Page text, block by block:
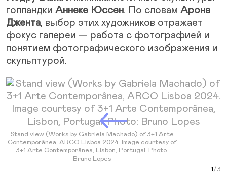
голландки Аннеке Юссен. По словам Арона
Джента, выбор этих художников отражает
фокус галереи — работа с фотографией и
понятием фотографического изображения и
скульптурой.
Next Slide
Stand view (Works by Gabriela Machado) of 3+1 Arte
Contemporânea, ARCO Lisboa 2024. Image courtesy of
3+1 Arte Contemporânea, Lisbon, Portugal. Photo:
Bruno Lopes